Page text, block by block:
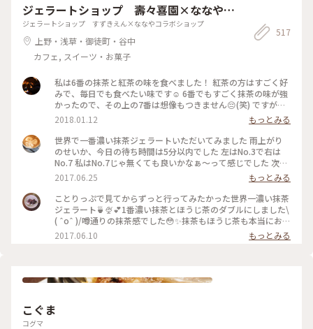
ジェラートショップ 壽々喜園×ななやコ
ラボショップ
ジェラートショップ すずきえん×ななやコラボショップ
上野・浅草・御徒町・谷中
カフェ, スイーツ・お菓子
517
私は6番の抹茶と紅茶の味を食べました！ 紅茶の方はすごく好
みで、毎日でも食べたい味です☺️ 6番でもすごく抹茶の味が強
かったので、その上の7番は想像もつきません😔(笑) ですが、
抹茶好きな人にはとってもオススメです👌🏻浅草観光がてらお店
に立ち寄られてはどうでしょう👧🏻💗 #和スイーツ #ジェラー
ト #寿々喜園 #ななや
2018.01.12
もっとみる
世界で一番濃い抹茶ジェラートいただいてみました 雨上がり
のせいか、今日の待ち時間は5分以内でした 左はNo.3で右は
No.7 私はNo.7じゃ無くても良いかなぁ〜って感じでした 次回
はNo.4かNo.5を試してみたいなぁ〜
2017.06.25
もっとみる
ことりっぷで見てからずっと行ってみたかった世界一濃い抹茶
ジェラート🍵🍨💕1番濃い抹茶とほうじ茶のダブルにしました\
( ˆoˆ )/噂通りの抹茶感でした😳✨抹茶もほうじ茶も本当にお茶
そのもののジェラートで美味しかったです😌💓土曜のお昼過ぎ
で、行列ができていました💦でも行く価値ありです♪ #壽々喜
2017.06.10 もっとみる
こぐま
コグマ